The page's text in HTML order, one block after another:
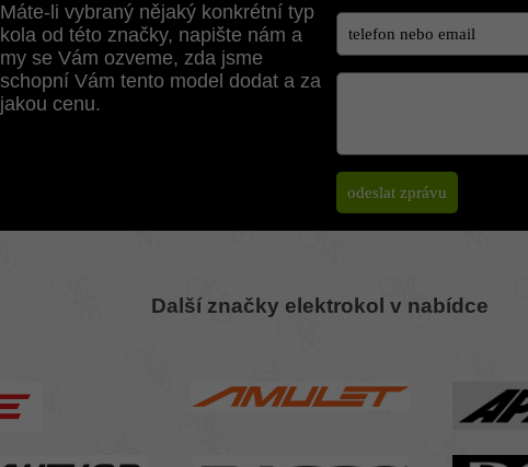
Máte-li vybraný nějaký konkrétní typ
kola od této značky, napište nám a
my se Vám ozveme, zda jsme
schopní Vám tento model dodat a za
jakou cenu.
Další značky elektrokol v nabídce